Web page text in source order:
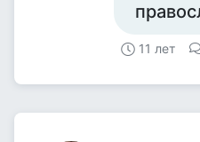
11 лет